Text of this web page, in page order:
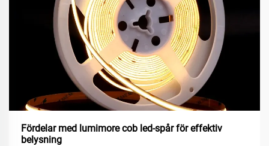
Fördelar med lumimore cob led-spår för effektiv
belysning